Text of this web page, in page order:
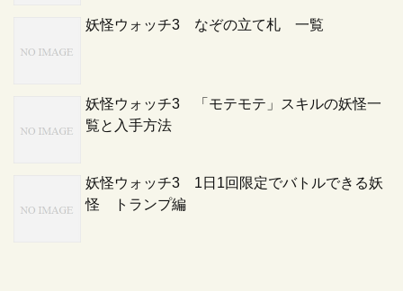
妖怪ウォッチ3 なぞの立て札 一覧
妖怪ウォッチ3 「モテモテ」スキルの妖怪一
覧と入手方法
妖怪ウォッチ3 1日1回限定でバトルできる妖
怪 トランプ編